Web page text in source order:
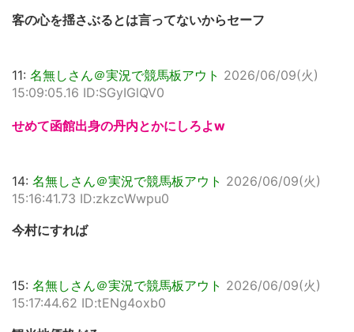
客の心を揺さぶるとは言ってないからセーフ
11: 名無しさん＠実況で競馬板アウト 2026/06/09(火)
15:09:05.16 ID:SGyIGlQV0
せめて函館出身の丹内とかにしろよw
14: 名無しさん＠実況で競馬板アウト 2026/06/09(火)
15:16:41.73 ID:zkzcWwpu0
今村にすれば
15: 名無しさん＠実況で競馬板アウト 2026/06/09(火)
15:17:44.62 ID:tENg4oxb0